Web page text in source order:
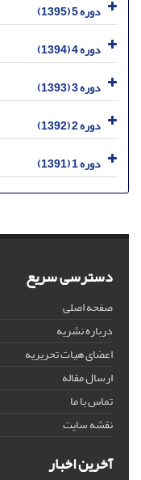
دوره 5 (1395)
دوره 4 (1394)
دوره 3 (1393)
دوره 2 (1392)
دوره 1 (1391)
دسترسی سریع
صفحه اصلی
درباره نشریه
اعضای هیات تحریریه
ارسال مقاله
تماس با ما
نقشه سایت
آخرین اخبار